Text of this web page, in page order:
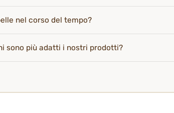
nel corso del tempo?
sono più adatti i nostri prodotti?